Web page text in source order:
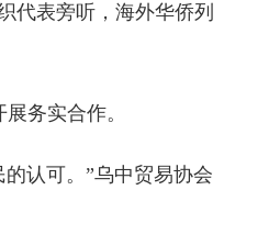
代表旁听，海外华侨列
务实合作。
认可。”乌中贸易协会